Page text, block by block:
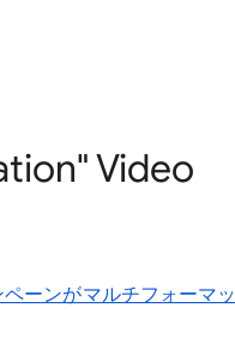
Video
ーンがマルチフォーマッ